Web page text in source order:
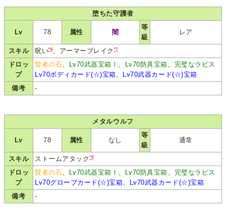
堕ちた守護者
Lv 78 属性 闇
等
級
レア
スキル 呪い*6 、アーマーブレイク *7
ドロッ
プ
賢者の石 Lv70武器宝箱Ⅰ Lv70防具宝箱
完璧なラピス
Lv70ボディカード(☆)宝箱
Lv70武器カード(☆)宝箱
備考
-
メタルウルフ
Lv 78 属性 なし
等
級
通常
スキル ストームアタック*8
ドロッ
プ
賢者の石 Lv70武器宝箱Ⅰ Lv70防具宝箱
完璧なラピス
Lv70グローブカード(☆)宝箱
Lv70武器カード(☆)宝箱
備考
-